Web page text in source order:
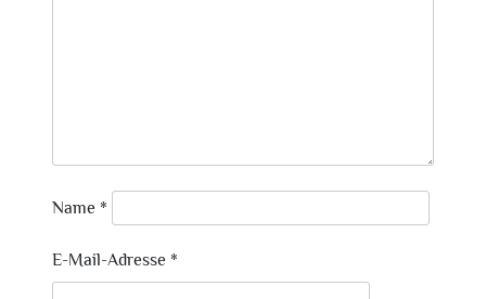
Name *
E-Mail-Adresse *